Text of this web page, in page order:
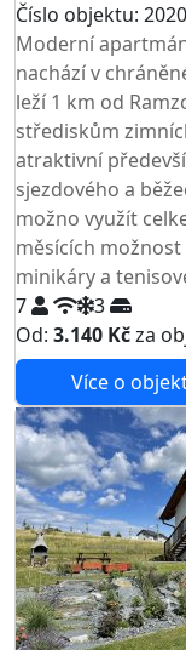
Číslo objektu:
Moderní
nachází v
leží 1 km od
střediskům
atraktivní
sjezdového a
možno využít
měsících
minikáry a
7
3
Od: 3.140 Kčza
Více o